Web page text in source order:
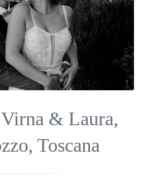
& Laura,
Toscana